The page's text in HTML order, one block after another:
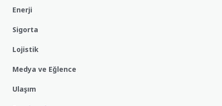
Enerji
Sigorta
Lojistik
Medya ve Eğlence
Ulaşım